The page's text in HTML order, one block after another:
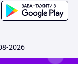
2026